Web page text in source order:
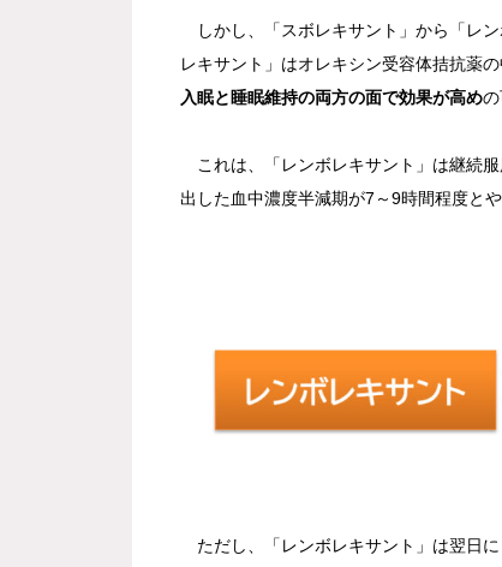
しかし、「スボレキサント」から「レ
レキサント」はオレキシン受容体拮抗薬
入眠と睡眠維持の両方の面で効果が高めの
これは、「レンボレキサント」は継続
出した血中濃度半減期が7～9時間程度と
ただし、「レンボレキサント」は翌日